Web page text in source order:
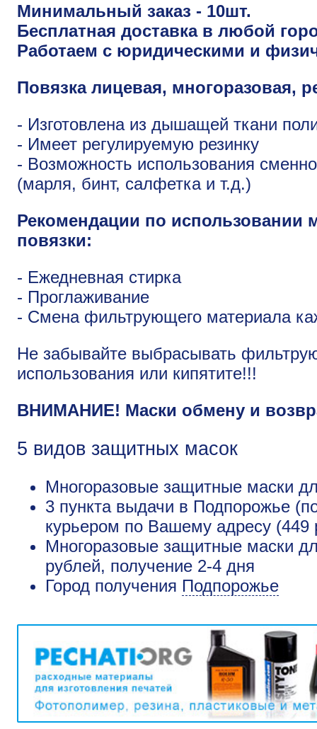
Минимальный заказ - 10шт.
Бесплатная доставка в любой
Работаем с юридическими и
Повязка лицевая, многоразовая,
- Изготовлена из дышащей ткани
- Имеет регулируемую резинку
- Возможность использования
(марля, бинт, салфетка и т.д.)
Рекомендации по использовании
повязки:
- Ежедневная стирка
- Проглаживание
- Смена фильтрующего материала
Не забывайте выбрасывать
использования или кипятите!!!
ВНИМАНИЕ! Маски обмену и
5 видов защитных масок
Многоразовые защитные маски
3 пункта выдачи в Подпорожье
курьером по Вашему адресу (449
Многоразовые защитные маски
рублей, получение 2-4 дня
Город получения Подпорожье